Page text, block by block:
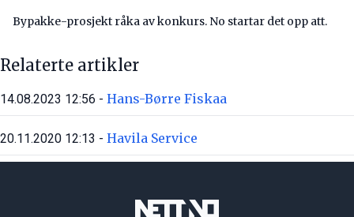
Bypakke-prosjekt råka av konkurs. No startar det opp att.
Relaterte artikler
14.08.2023 12:56 - Hans-Børre Fiskaa
20.11.2020 12:13 - Havila Service